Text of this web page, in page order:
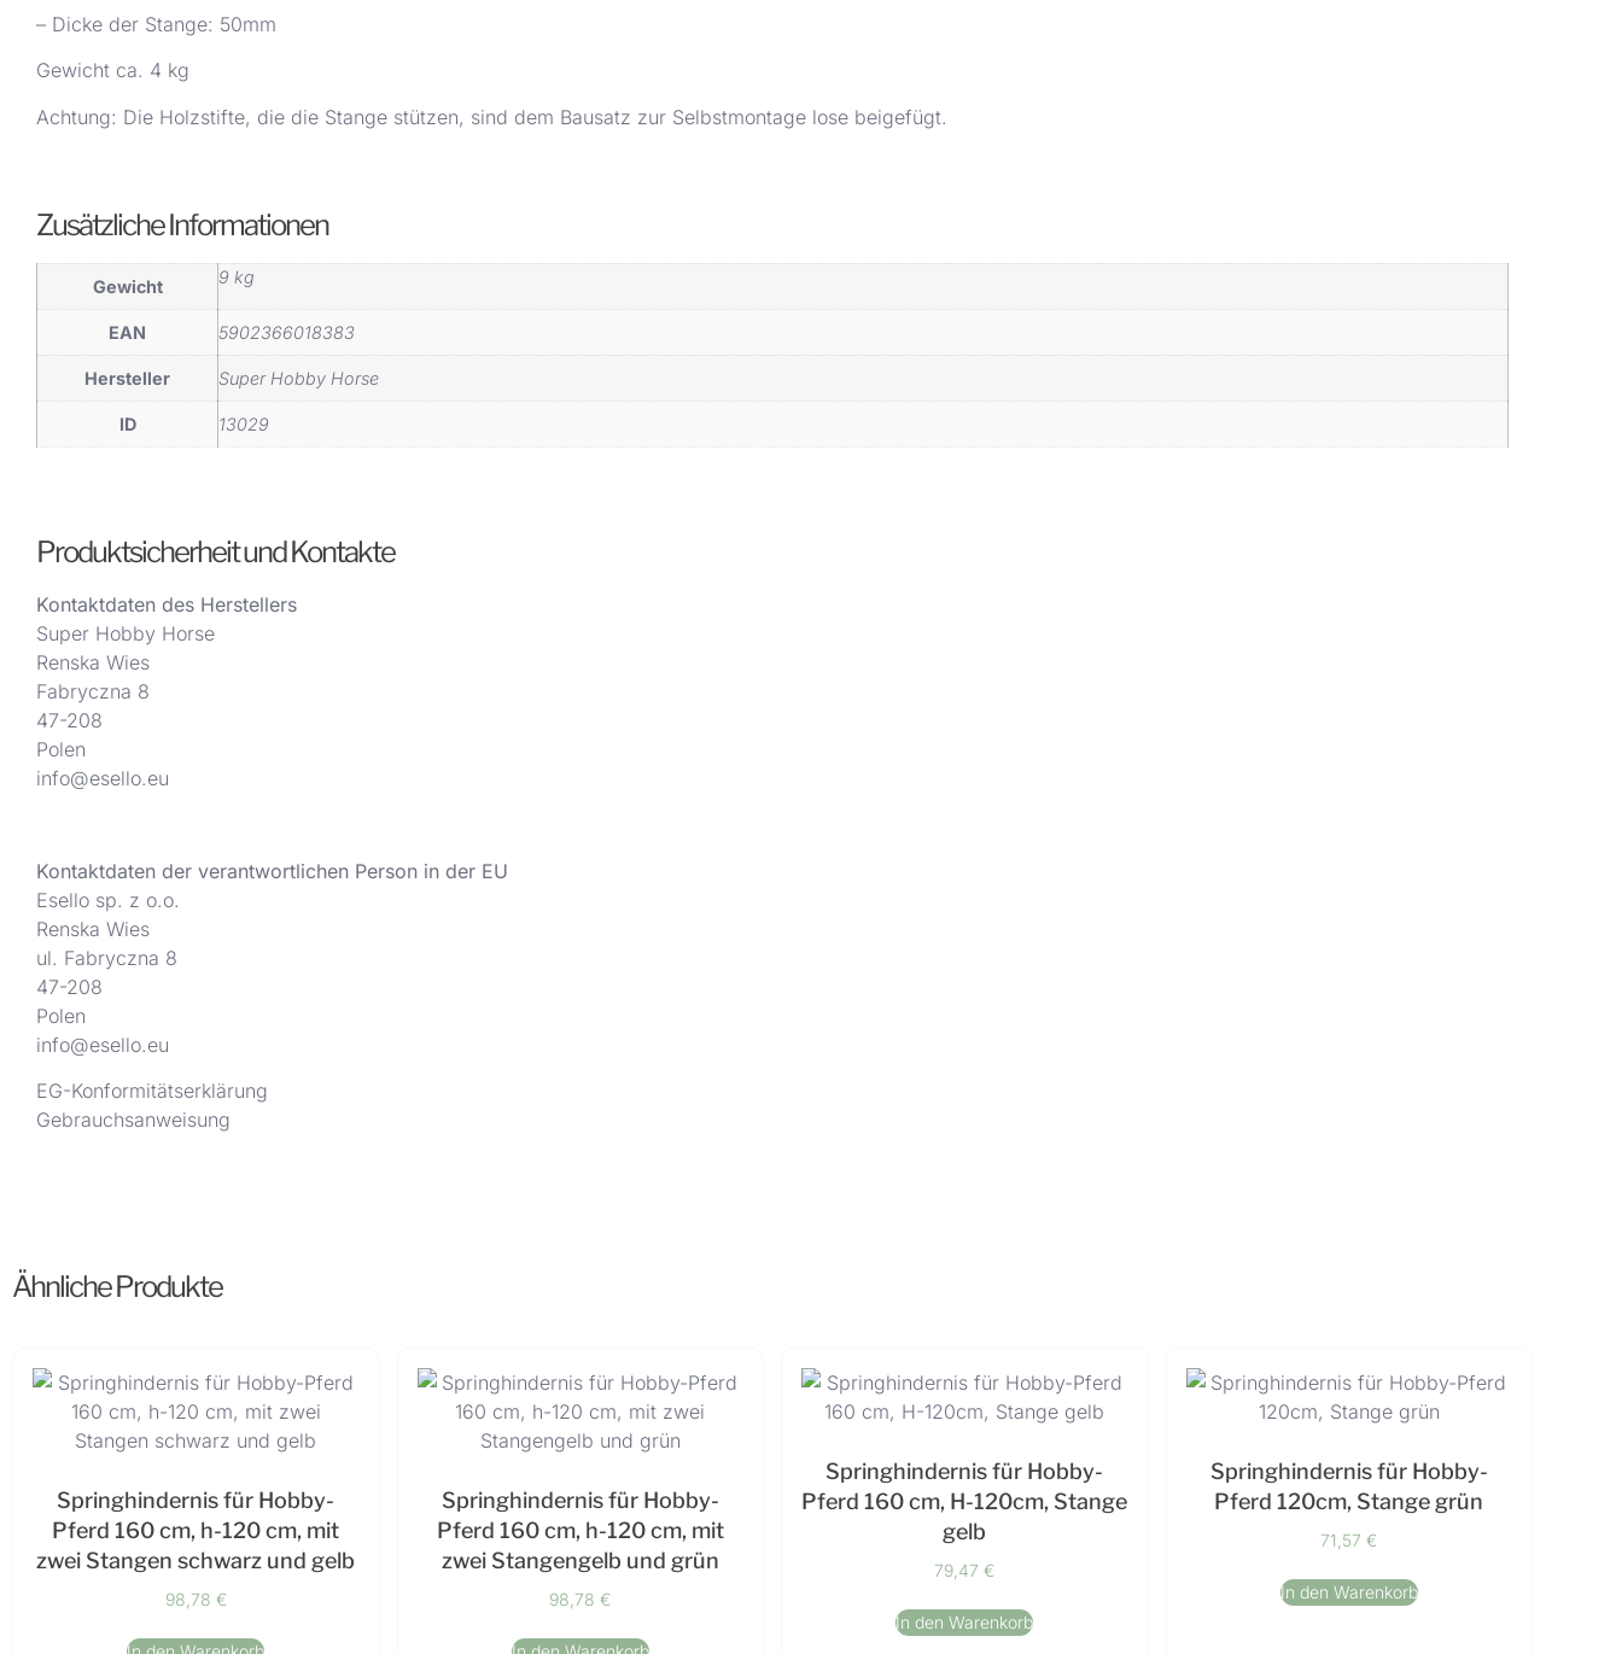
– Dicke der Stange: 50mm
Gewicht ca. 4 kg
Achtung: Die Holzstifte, die die Stange stützen, sind dem Bausatz zur Selbstmontage lose beigefügt.
Zusätzliche Informationen
Gewicht 9 kg
EAN 5902366018383
Hersteller Super Hobby Horse
ID 13029
Produktsicherheit und Kontakte
Kontaktdaten des Herstellers
Super Hobby Horse
Renska Wies
Fabryczna 8
47-208
Polen
info@esello.eu
Kontaktdaten der verantwortlichen Person in der EU
Esello sp. z o.o.
Renska Wies
ul. Fabryczna 8
47-208
Polen
info@esello.eu
EG-Konformitätserklärung
Gebrauchsanweisung
Ähnliche Produkte
Springhindernis für Hobby-
Pferd 160 cm, h-120 cm, mit
zwei Stangen schwarz und gelb
98,78 €
Springhindernis für Hobby-
Pferd 160 cm, h-120 cm, mit
zwei Stangengelb und grün
98,78 €
Springhindernis für Hobby-
Pferd 160 cm, H-120cm, Stange
gelb
79,47 €
In den Warenkorb
Springhindernis für Hobby-
Pferd 120cm, Stange grün
71,57 €
In den Warenkorb